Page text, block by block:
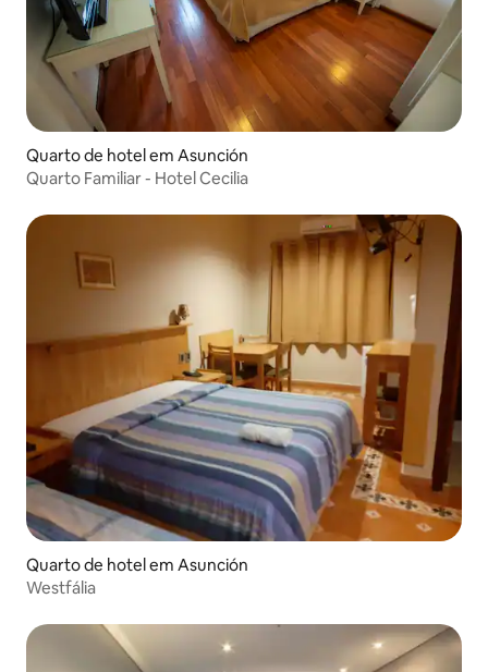
Quarto de hotel em Asunción
Quarto Familiar - Hotel Cecilia
Quarto de hotel em Asunción
Westfália